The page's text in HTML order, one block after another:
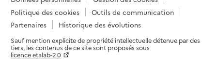
Politique des cookies
Outils de communication
Partenaires
Historique des évolutions
Sauf mention explicite de propriété intellectuelle détenue par des
tiers, les contenus de ce site sont proposés sous
licence etalab-2.0